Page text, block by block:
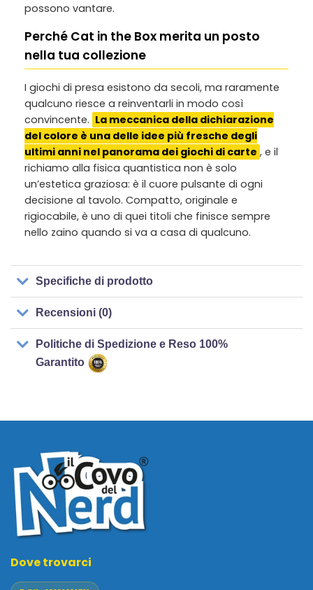
possono vantare.
Perché Cat in the Box merita un posto
nella tua collezione
I giochi di presa esistono da secoli, ma raramente
qualcuno riesce a reinventarli in modo così
convincente. La meccanica della dichiarazione
del colore è una delle idee più fresche degli
ultimi anni nel panorama dei giochi di carte , e il
richiamo alla fisica quantistica non è solo
un’estetica graziosa: è il cuore pulsante di ogni
decisione al tavolo. Compatto, originale e
rigiocabile, è uno di quei titoli che finisce sempre
nello zaino quando si va a casa di qualcuno.
Specifiche di prodotto
Recensioni (0)
Politiche di Spedizione e Reso 100%
Garantito
Dove trovarci